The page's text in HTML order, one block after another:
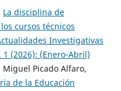
La disciplina de
cursos técnicos
Investigativas
(2026): (Enero-Abril)
Picado Alfaro,
de la Educación